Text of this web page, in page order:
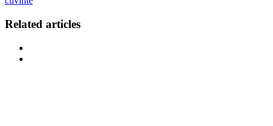
Related articles